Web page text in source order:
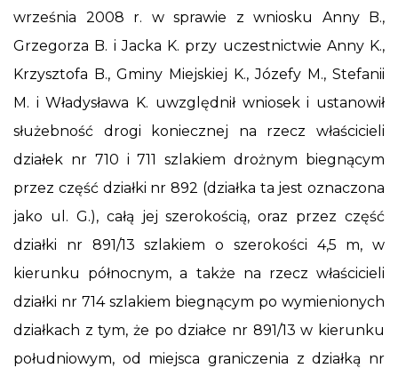
września 2008 r. w sprawie z wniosku Anny B.,
Grzegorza B. i Jacka K. przy uczestnictwie Anny K.,
Krzysztofa B., Gminy Miejskiej K., Józefy M., Stefanii
M. i Władysława K. uwzględnił wniosek i ustanowił
służebność drogi koniecznej na rzecz właścicieli
działek nr 710 i 711 szlakiem drożnym biegnącym
przez część działki nr 892 (działka ta jest oznaczona
jako ul. G.), całą jej szerokością, oraz przez część
działki nr 891/13 szlakiem o szerokości 4,5 m, w
kierunku północnym, a także na rzecz właścicieli
działki nr 714 szlakiem biegnącym po wymienionych
działkach z tym, że po działce nr 891/13 w kierunku
południowym, od miejsca graniczenia z działką nr